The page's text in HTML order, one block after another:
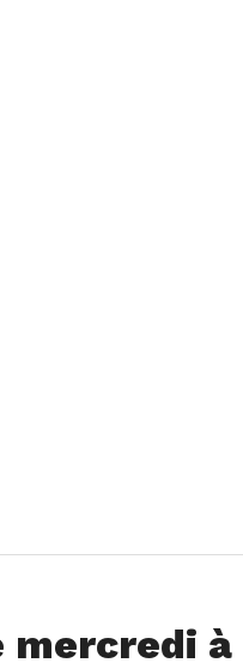
mercredi à